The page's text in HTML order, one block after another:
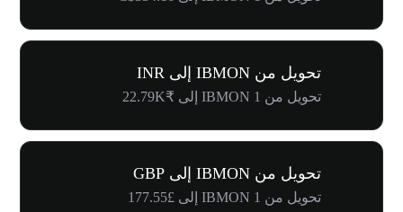
تحويل من IBMON إلى INR
تحويل من 1 IBMON إلى ₹22.79K
تحويل من IBMON إلى GBP
تحويل من 1 IBMON إلى £177.55